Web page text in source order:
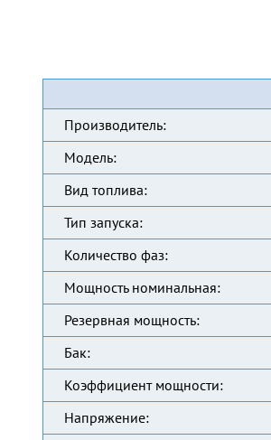
Производитель:
Модель:
Вид топлива:
Тип запуска:
Количество фаз:
Мощность номинальная:
Резервная мощность:
Бак:
Коэффициент мощности:
Напряжение: